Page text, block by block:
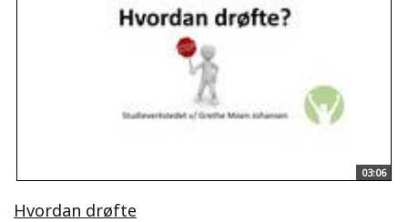
03:06
Hvordan drøfte